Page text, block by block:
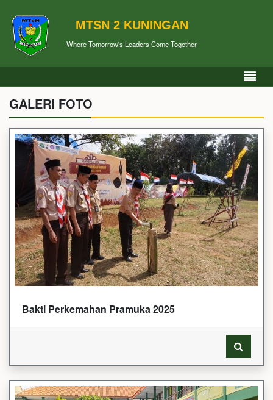
MTSN 2 KUNINGAN
Where Tomorrow's Leaders Come Together
GALERI FOTO
Bakti Perkemahan Pramuka 2025